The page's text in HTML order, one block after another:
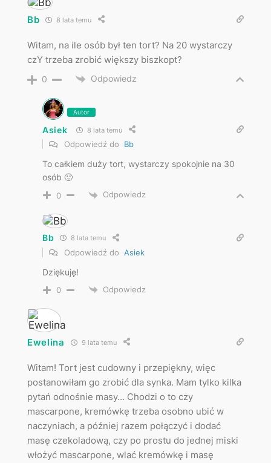
Bb 8 lata temu
Witam, na ile osób był ten tort? Na 20 wystarczy
czY trzeba zrobić większy biszkopt?
0 Odpowiedz
Autor
Asiek 8 lata temu
Odpowiedź do Bb
To całkiem duży tort, wystarczy spokojnie na 30
osób 🙂
0 Odpowiedz
Bb 8 lata temu
Odpowiedź do Asiek
Dziękuję!
0 Odpowiedz
Ewelina 9 lata temu
Witam! Tort jest cudowny i przepiękny, więc
postanowiłam go zrobić dla synka. Mam tylko kilka
pytań odnośnie masy… Chodzi o to czy
mascarpone, kremówkę trzeba osobno ubić w
naczyniach, a później razem połączyć i dodać
masę czekoladową, czy po prostu do jednej miski
włożyć mascarpone, wlać kremówkę i masę